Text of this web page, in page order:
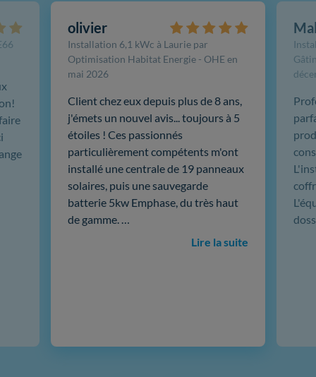
olivier
Installation 6,1 kWc à Laurie par
Optimisation Habitat Energie - OHE en
mai 2026
Client chez eux depuis plus de 8 ans,
j'émets un nouvel avis... toujours à 5
étoiles ! Ces passionnés
particulièrement compétents m'ont
installé une centrale de 19 panneaux
solaires, puis une sauvegarde
batterie 5kw Emphase, du très haut
de gamme. …
Lire la suite